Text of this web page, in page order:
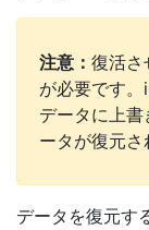
注意： 復活さ
が必要です
データに上
ータが復元さ
データを復元す